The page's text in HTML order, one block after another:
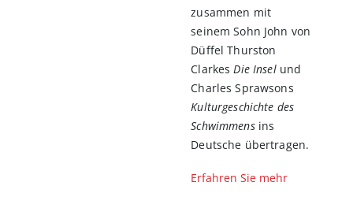
zusammen mit
seinem Sohn John von
Düffel Thurston
Clarkes Die Inselund
Charles Sprawsons
Kulturgeschichte des
Schwimmensins
Deutsche übertragen.
Erfahren Sie mehr